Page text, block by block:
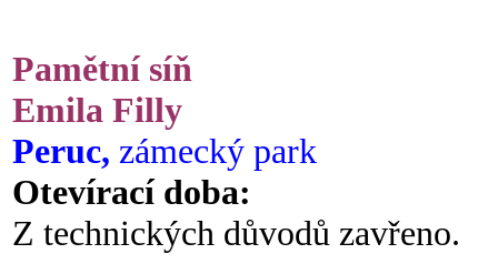
Pamětní síň
Emila Filly
Peruc, zámecký park
Otevírací doba:
Z technických důvodů zavřeno.